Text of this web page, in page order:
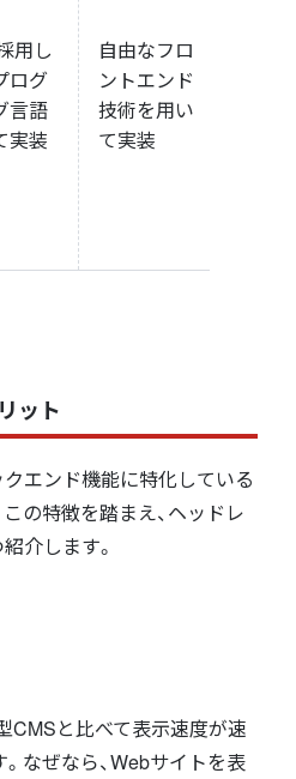
用し
ログ
言語
実装
自由なフロ
ントエンド
技術を用い
て実装
ット
エンド機能に特化している
の特徴を踏まえ、ヘッドレ
介します。
CMSと比べて表示速度が速
なぜなら、Webサイトを表